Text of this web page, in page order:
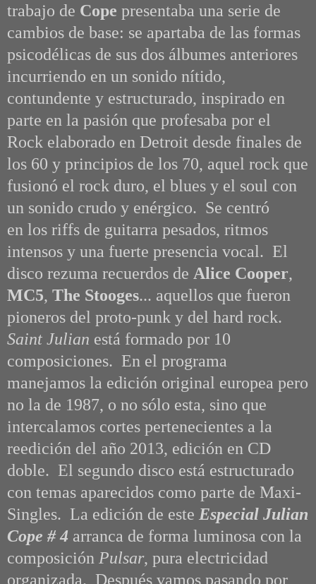
trabajo de Cope presentaba una serie de
cambios de base: se apartaba de las formas
psicodélicas de sus dos álbumes anteriores
incurriendo en un sonido nítido,
contundente y estructurado, inspirado en
parte en la pasión que profesaba por el
Rock elaborado en Detroit desde finales de
los 60 y principios de los 70, aquel rock que
fusionó el rock duro, el blues y el soul con
un sonido crudo y enérgico. Se centró
en los riffs de guitarra pesados, ritmos
intensos y una fuerte presencia vocal. El
disco rezuma recuerdos de Alice Cooper,
MC5, The Stooges... aquellos que fueron
pioneros del proto-punk y del hard rock.
Saint Julian está formado por 10
composiciones. En el programa
manejamos la edición original europea pero
no la de 1987, o no sólo esta, sino que
intercalamos cortes pertenecientes a la
reedición del año 2013, edición en CD
doble. El segundo disco está estructurado
con temas aparecidos como parte de Maxi-
Singles. La edición de este Especial Julian
Cope # 4 arranca de forma luminosa con la
composición Pulsar, pura electricidad
organizada. Después vamos pasando por